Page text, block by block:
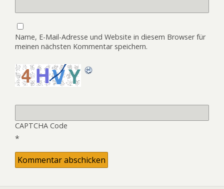
Name, E-Mail-Adresse und Website in diesem Browser für
meinen nächsten Kommentar speichern.
CAPTCHA Code
*